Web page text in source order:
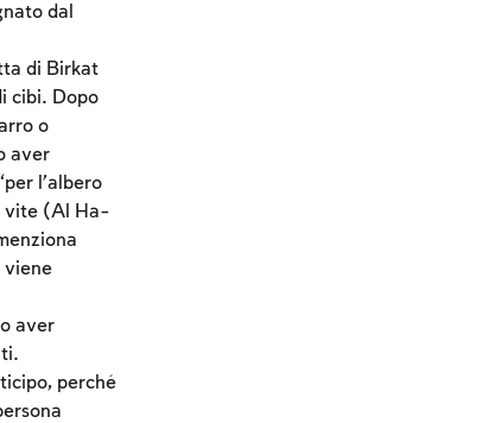
dal
di Birkat
cibi. Dopo
o
aver
l’albero
vite (Al Ha-
viene
aver
perché